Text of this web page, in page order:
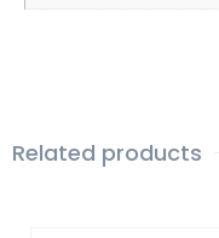
Related products